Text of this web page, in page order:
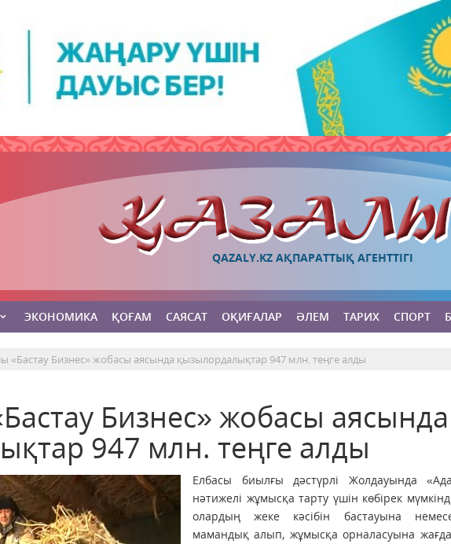
QAZALY.KZ АҚПАРАТТЫҚ АГЕНТТІГІ
ЭКОНОМИКА ҚОҒАМ САЯСАТ ОҚИҒАЛАР ӘЛЕМ ТАРИХ СПОРТ
«Бастау Бизнес» жобасы аясында қызылордалықтар 947 млн. теңге алды
Бизнес» жобасы аясында
947 млн. теңге алды
Елбасы биылғы дәстүрлі Жолдауында
нәтижелі жұмысқа тарту үшін көбірек
олардың жеке кәсібін бастауына
мамандық алып, жұмысқа орналасуына